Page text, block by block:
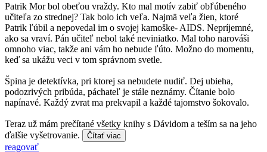
Patrik Mor bol obeťou vraždy. Kto mal motív zabiť obľúbeného
učiteľa zo strednej? Tak bolo ich veľa. Najmä veľa žien, ktoré
Patrik ľúbil a nepovedal im o svojej kamoške- AIDS. Nepríjemné,
ako sa vraví. Pán učiteľ nebol také neviniatko. Mal toho narováši
omnoho viac, takže ani vám ho nebude ľúto. Možno do momentu,
keď sa ukážu veci v tom správnom svetle.
Špina je detektívka, pri ktorej sa nebudete nudiť. Dej ubieha,
podozrivých pribúda, páchateľ je stále neznámy. Čítanie bolo
napínavé. Každý zvrat ma prekvapil a každé tajomstvo šokovalo.
Teraz už mám prečítané všetky knihy s Dávidom a teším sa na jeho
ďalšie vyšetrovanie.
Čítať viac
reagovať